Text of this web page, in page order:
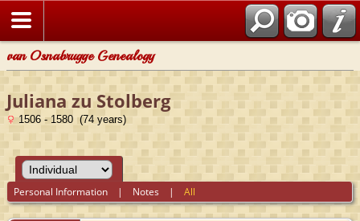
van Osnabrugge Genealogy
Juliana zu Stolberg
1506 - 1580 (74 years)
Personal Information | Notes |All